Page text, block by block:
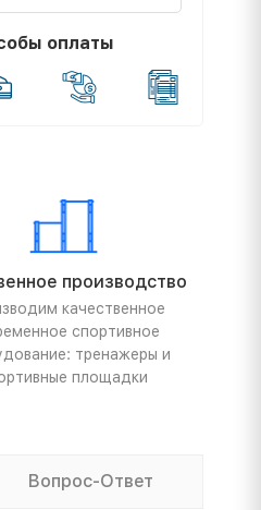
оплаты
производство
качественное
спортивное
тренажеры и
площадки
Вопрос-Ответ